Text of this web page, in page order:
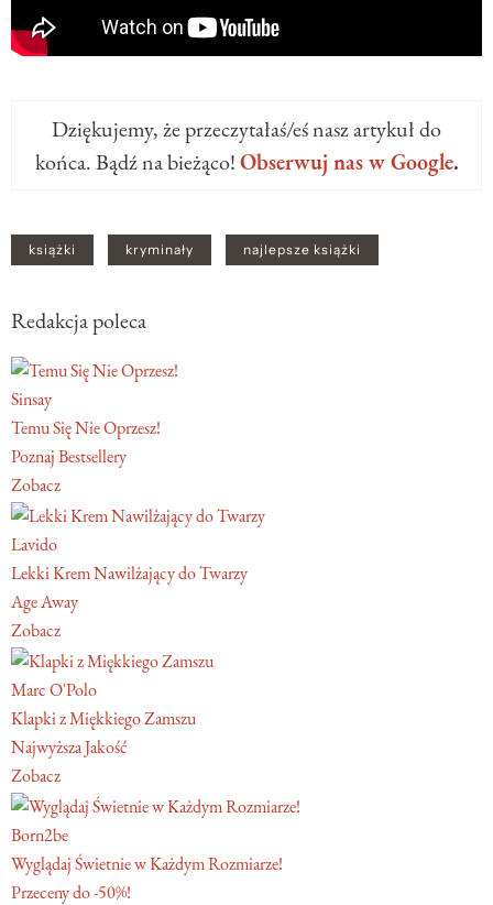
Dziękujemy, że przeczytałaś/eś nasz artykuł do
końca. Bądź na bieżąco!Obserwuj nas w Google.
książki kryminały najlepsze książki
Redakcja poleca
Sinsay
Temu Się Nie Oprzesz!
Poznaj Bestsellery
Zobacz
Lavido
Lekki Krem Nawilżający do Twarzy
Age Away
Zobacz
Marc O'Polo
Klapki z Miękkiego Zamszu
Najwyższa Jakość
Zobacz
Born2be
Wyglądaj Świetnie w Każdym Rozmiarze!
Przeceny do -50%!